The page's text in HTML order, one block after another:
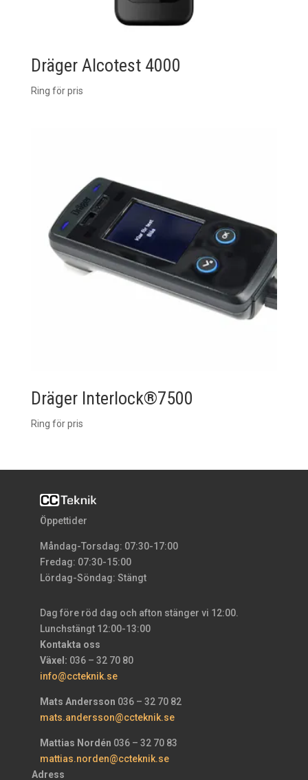
Dräger Alcotest 4000
Ring för pris
Dräger Interlock®7500
Ring för pris
Öppettider
Måndag-Torsdag: 07:30-17:00
Fredag: 07:30-15:00
Lördag-Söndag: Stängt
Dag före röd dag och afton stänger vi 12:00.
Lunchstängt 12:00-13:00
Kontakta oss
Växel: 036 – 32 70 80
info@ccteknik.se
Mats Andersson 036 – 32 70 82
mats.andersson@ccteknik.se
Mattias Nordén 036 – 32 70 83
mattias.norden@ccteknik.se
Adress